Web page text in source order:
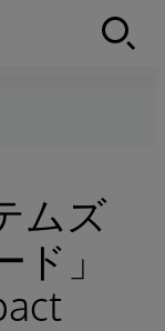
ムズ
」